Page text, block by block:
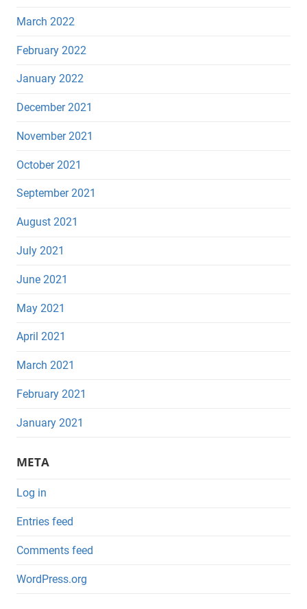
March 2022
February 2022
January 2022
December 2021
November 2021
October 2021
September 2021
August 2021
July 2021
June 2021
May 2021
April 2021
March 2021
February 2021
January 2021
META
Log in
Entries feed
Comments feed
WordPress.org